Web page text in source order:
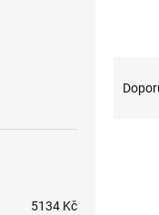
5134 Kč